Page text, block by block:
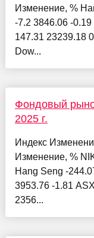
Изменение, %
-7.2 3846.06 -
147.31 23239.18
Dow...
Фондовый
2025 г.
Индекс
Изменение, %
Hang Seng -
3953.76 -1.81
2356...